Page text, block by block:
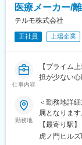
医療メーカー/
テルモ株式会社
正社員 上場企業
仕事内容
【プライム
担が少ない
■メインミッ
担当エリア
ナルシステ
ていただきま
勤務地
＜勤務地詳
属となりま
詳細2＞虎
２丁目６－
【最寄り駅】
虎ノ門ヒル